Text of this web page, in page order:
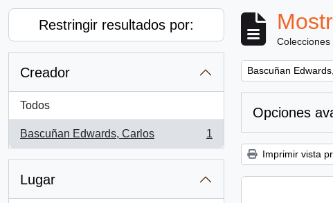
Restringir resultados por:
Creador
Todos
Bascuñan Edwards, Carlos
, 1 resultados
1
Lugar
Colecciones
Remove filter:
Bascuñan
Opciones
Imprimir vista